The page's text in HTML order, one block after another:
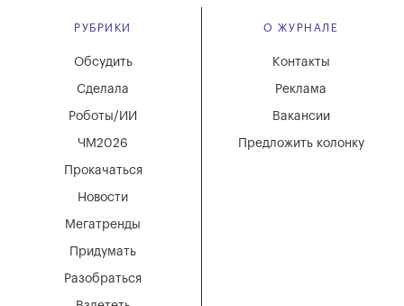
РУБРИКИ
Мегатренды
Придумать
Разобраться
Новости
Обсудить
Сделала
Роботы/ИИ
ЧМ2026
Прокачаться
О ЖУРНАЛЕ
Вакансии
Реклама
Контакты
Предложить колонку